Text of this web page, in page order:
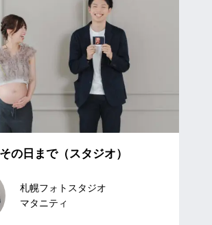
の日まで（スタジオ）
札幌フォトスタジオ
マタニティ